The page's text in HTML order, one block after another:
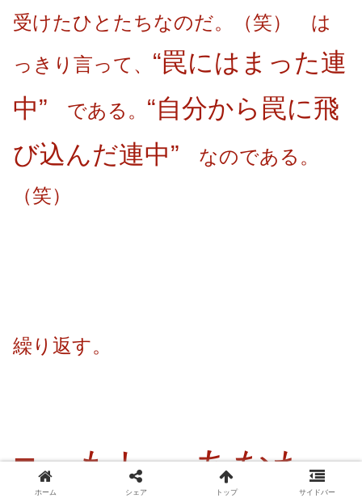
受けたひとたちなのだ。（笑） は
っきり言って、 “罠にはまった連
中” である。 “自分から罠に飛
び込んだ連中” なのである。
（笑）
繰り返す。
■ もし、あなた
ホーム シェア トップ サイドバー